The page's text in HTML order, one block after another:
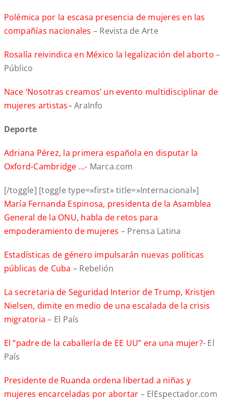
Polémica por la escasa presencia de mujeres en las
compañías nacionales – Revista de Arte
Rosalía reivindica en México la legalización del aborto –
Público
Nace ‘Nosotras creamos’ un evento multidisciplinar de
mujeres artistas– AraInfo
Deporte
Adriana Pérez, la primera española en disputar la
Oxford-Cambridge …- Marca.com
[/toggle] [toggle type=»first» title=»Internacional»]
María Fernanda Espinosa, presidenta de la Asamblea
General de la ONU, habla de retos para
empoderamiento de mujeres – Prensa Latina
Estadísticas de género impulsarán nuevas políticas
públicas de Cuba – Rebelión
La secretaria de Seguridad Interior de Trump, Kristjen
Nielsen, dimite en medio de una escalada de la crisis
migratoria – El País
El “padre de la caballería de EE UU” era una mujer?- El
País
Presidente de Ruanda ordena libertad a niñas y
mujeres encarceladas por abortar – ElEspectador.com